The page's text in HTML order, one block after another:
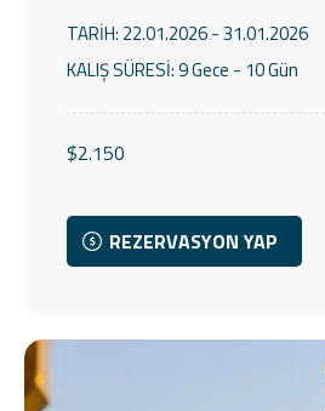
TARİH: 22.01.2026 - 31.01.2026
KALIŞ SÜRESİ:9 Gece - 10 Gün
$2.150
REZERVASYON YAP